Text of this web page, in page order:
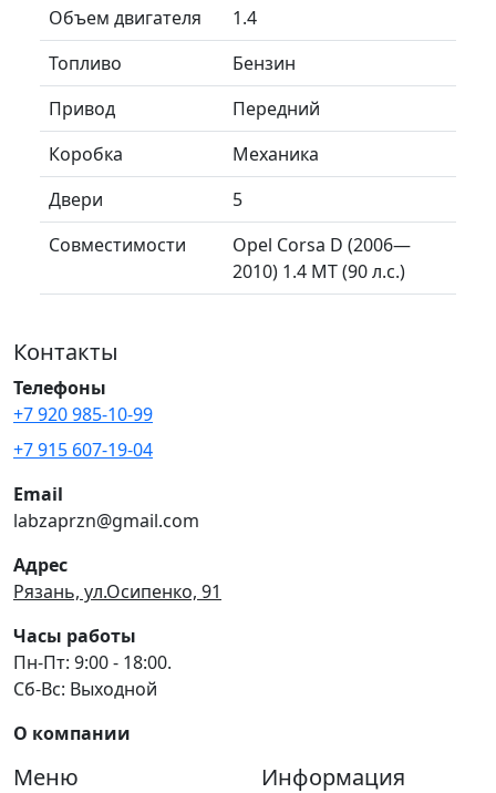
Объем двигателя
1.4
Топливо
Бензин
Привод
Передний
Коробка
Механика
Двери
5
Совместимости
Opel Corsa D (2006—
2010) 1.4 MT (90 л.с.)
Контакты
Телефоны
+7 920 985-10-99
+7 915 607-19-04
Email
labzaprzn@gmail.com
Адрес
Рязань, ул.Осипенко, 91
Часы работы
Пн-Пт: 9:00 - 18:00.
Сб-Вс: Выходной
О компании
Меню Информация